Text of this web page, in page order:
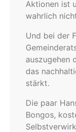
Aktionen ist
wahrlich
Und bei der
auszugehen
das
stärkt.
Die paar
Bongos,